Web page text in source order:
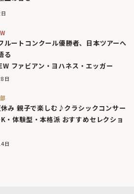
ルートコンクール優勝者、日本ツアーへ
る
ファビアン・ヨハネス・エッガー
日
み 親子で楽しむ♪クラシックコンサー
・体験型・本格派 おすすめセレクショ
日